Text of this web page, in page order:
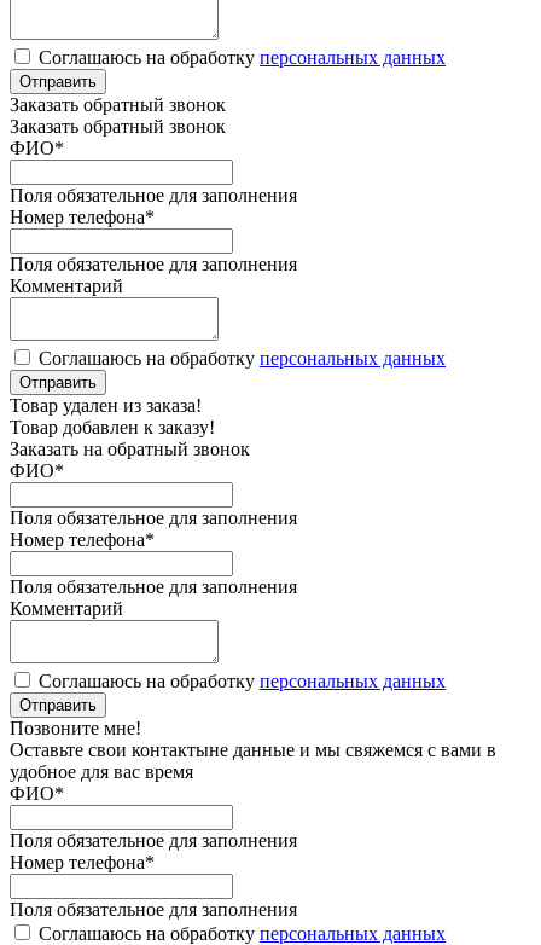
Соглашаюсь на обработку персональных данных
Отправить
Заказать обратный звонок
Заказать обратный звонок
ФИО*
Поля обязательное для заполнения
Номер телефона*
Поля обязательное для заполнения
Комментарий
Соглашаюсь на обработку персональных данных
Отправить
Товар удален из заказа!
Товар добавлен к заказу!
Заказать на обратный звонок
ФИО*
Поля обязательное для заполнения
Номер телефона*
Поля обязательное для заполнения
Комментарий
Соглашаюсь на обработку персональных данных
Отправить
Позвоните мне!
Оставьте свои контактыне данные и мы свяжемся с вами в
удобное для вас время
ФИО*
Поля обязательное для заполнения
Номер телефона*
Поля обязательное для заполнения
Соглашаюсь на обработку персональных данных